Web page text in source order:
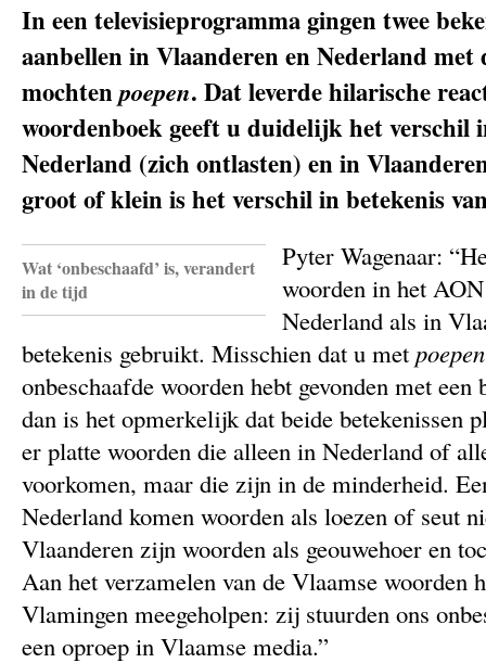
In een televisieprogramma gingen twee
aanbellen in Vlaanderen en Nederland met
mochtenpoepen. Dat leverde hilarische
woordenboek geeft u duidelijk het verschil
Nederland (zich ontlasten) en in
groot of klein is het verschil in betekenis
Wat ‘onbeschaafd’ is, verandert
in de tijd
Pyter Wagenaar:
woorden in het
Nederland als in
betekenis gebruikt. Misschien dat u met
onbeschaafde woorden hebt gevonden met
dan is het opmerkelijk dat beide betekenissen
er platte woorden die alleen in Nederland of
voorkomen, maar die zijn in de minderheid.
Nederland komen woorden als loezen of seut
Vlaanderen zijn woorden als geouwehoer en
Aan het verzamelen van de Vlaamse woorden
Vlamingen meegeholpen: zij stuurden ons
een oproep in Vlaamse media.”